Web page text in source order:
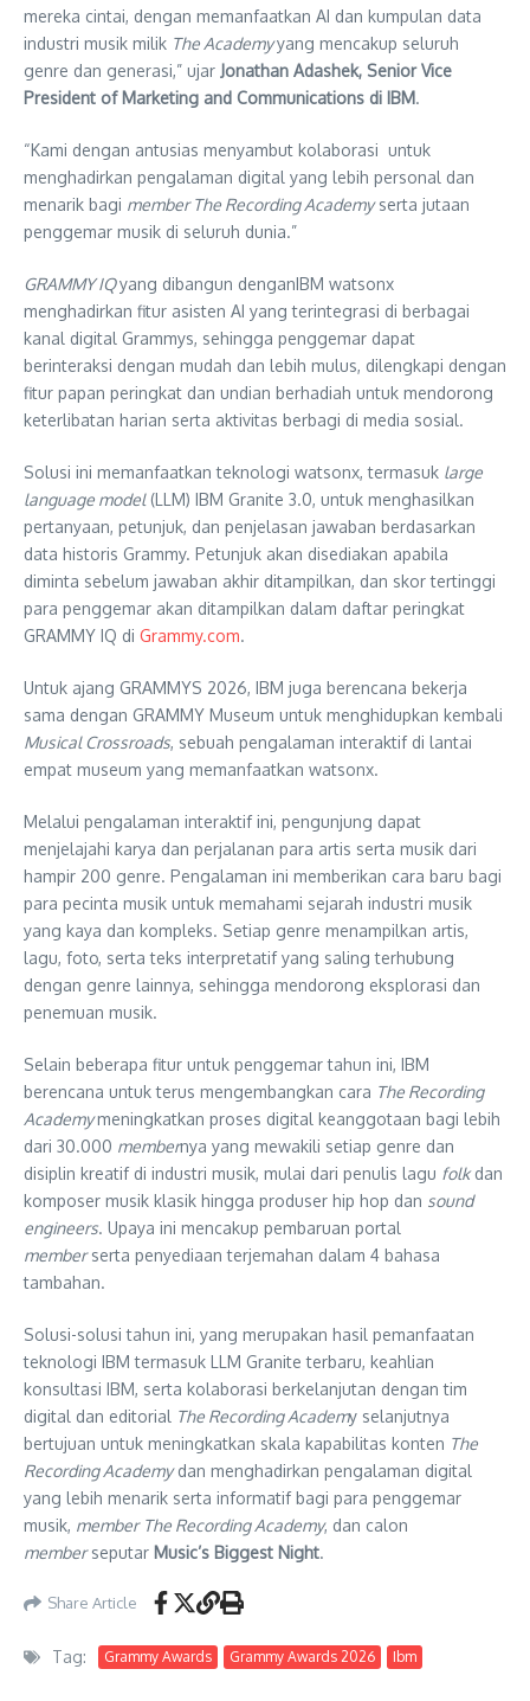
mereka cintai, dengan memanfaatkan AI dan kumpulan data
industri musik milik The Academyyang mencakup seluruh
genre dan generasi,” ujar Jonathan Adashek, Senior Vice
President of Marketing and Communications di IBM.
“Kami dengan antusias menyambut kolaborasi untuk
menghadirkan pengalaman digital yang lebih personal dan
menarik bagi member The Recording Academyserta jutaan
penggemar musik di seluruh dunia.”
GRAMMY IQyang dibangun denganIBM watsonx
menghadirkan fitur asisten AI yang terintegrasi di berbagai
kanal digital Grammys, sehingga penggemar dapat
berinteraksi dengan mudah dan lebih mulus, dilengkapi dengan
fitur papan peringkat dan undian berhadiah untuk mendorong
keterlibatan harian serta aktivitas berbagi di media sosial.
Solusi ini memanfaatkan teknologi watsonx, termasuk large
language model(LLM) IBM Granite 3.0, untuk menghasilkan
pertanyaan, petunjuk, dan penjelasan jawaban berdasarkan
data historis Grammy. Petunjuk akan disediakan apabila
diminta sebelum jawaban akhir ditampilkan, dan skor tertinggi
para penggemar akan ditampilkan dalam daftar peringkat
GRAMMY IQ di Grammy.com.
Untuk ajang GRAMMYS 2026, IBM juga berencana bekerja
sama dengan GRAMMY Museum untuk menghidupkan kembali
Musical Crossroads, sebuah pengalaman interaktif di lantai
empat museum yang memanfaatkan watsonx.
Melalui pengalaman interaktif ini, pengunjung dapat
menjelajahi karya dan perjalanan para artis serta musik dari
hampir 200 genre. Pengalaman ini memberikan cara baru bagi
para pecinta musik untuk memahami sejarah industri musik
yang kaya dan kompleks. Setiap genre menampilkan artis,
lagu, foto, serta teks interpretatif yang saling terhubung
dengan genre lainnya, sehingga mendorong eksplorasi dan
penemuan musik.
Selain beberapa fitur untuk penggemar tahun ini, IBM
berencana untuk terus mengembangkan cara The Recording
Academymeningkatkan proses digital keanggotaan bagi lebih
dari 30.000 membernya yang mewakili setiap genre dan
disiplin kreatif di industri musik, mulai dari penulis lagu folkdan
komposer musik klasik hingga produser hip hop dan sound
engineers. Upaya ini mencakup pembaruan portal
memberserta penyediaan terjemahan dalam 4 bahasa
tambahan.
Solusi-solusi tahun ini, yang merupakan hasil pemanfaatan
teknologi IBM termasuk LLM Granite terbaru, keahlian
konsultasi IBM, serta kolaborasi berkelanjutan dengan tim
digital dan editorial The Recording Academy selanjutnya
bertujuan untuk meningkatkan skala kapabilitas konten The
Recording Academydan menghadirkan pengalaman digital
yang lebih menarik serta informatif bagi para penggemar
musik, member The Recording Academy, dan calon
memberseputar Music’s Biggest Night.
Share Article
Tag: Grammy Awards Grammy Awards 2026 Ibm